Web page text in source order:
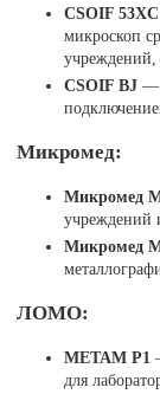
CSOIF 53XC
микроскоп
учреждений,
CSOIF BJ —
Микромед:
Микромед
учреждений
Микромед
ЛОМО:
МЕТАМ Р1
для